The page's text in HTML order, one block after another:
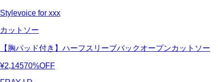
Stylevoice for xxx
カットソー
【胸パッド付き】ハーフスリーブバックオープンカットソー
¥2,14570%OFF